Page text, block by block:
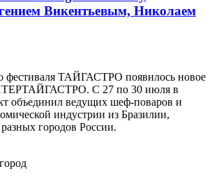
Викентьевым, Николаем
фестиваля ТАЙГАСТРО появилось новое
С 27 по 30 июля в
объединил ведущих шеф-поваров и
индустрии из Бразилии,
городов России.